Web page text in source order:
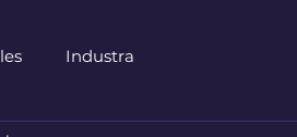
Industra